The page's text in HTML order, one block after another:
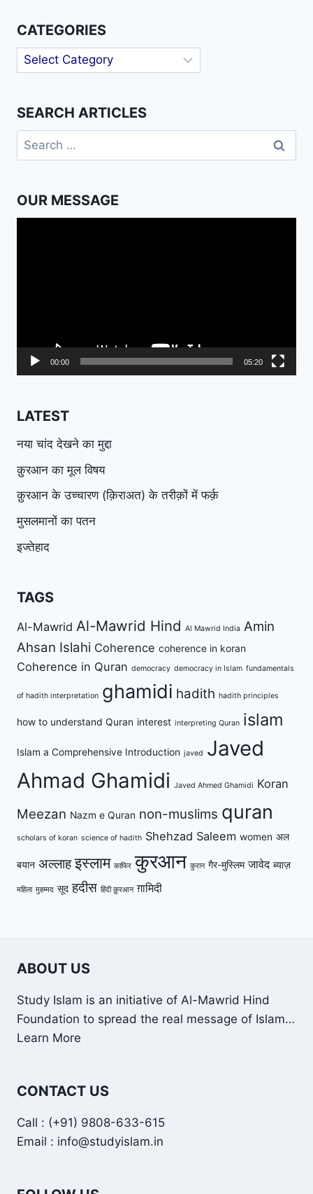
CATEGORIES
Categories
SEARCH ARTICLES
Search
for:
OUR MESSAGE
00:00 05:20
LATEST
नया चांद देखने का मुद्दा
क़ुरआन का मूल विषय
क़ुरआन के उच्चारण (क़िराअत) के तरीक़ों में फर्क़
मुसलमानों का पतन
इज्तेहाद
TAGS
Al-Mawrid Al-Mawrid Hind Al Mawrid India Amin
Ahsan Islahi Coherence coherence in koran
Coherence in Quran democracy democracy in Islam fundamentals
of hadith interpretation ghamidi hadith hadith principles
how to understand Quran interest interpreting Quran islam
Islam a Comprehensive Introduction javed Javed
Ahmad Ghamidi Javed Ahmed Ghamidi Koran
Meezan Nazm e Quran non-muslims quran
scholars of koran science of hadith Shehzad Saleem women अल
बयान अल्लाह इस्लाम काफिर कुरआन कुरान गैर-मुस्लिम जावेद ब्याज़
महिला मुहम्मद सूद हदीस हिंदी क़ुरआन ग़ामिदी
ABOUT US
Study Islam is an initiative of Al-Mawrid Hind
Foundation to spread the real message of Islam…
Learn More
CONTACT US
Call : (+91) 9808-633-615
Email : info@studyislam.in